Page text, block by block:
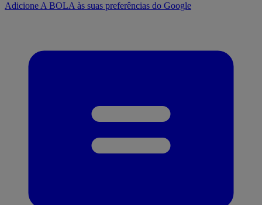
Adicione A BOLA às suas preferências do Google